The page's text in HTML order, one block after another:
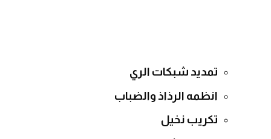
تمديد شبكات الري
انظمه الرذاذ والضباب
تكريب نخيل